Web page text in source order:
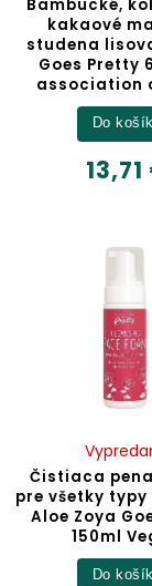
Bambucké,
kakaové
studena
Goes Pretty
association
Do
Čistiaca
pre všetky typy
Aloe Zoya
150ml
Do